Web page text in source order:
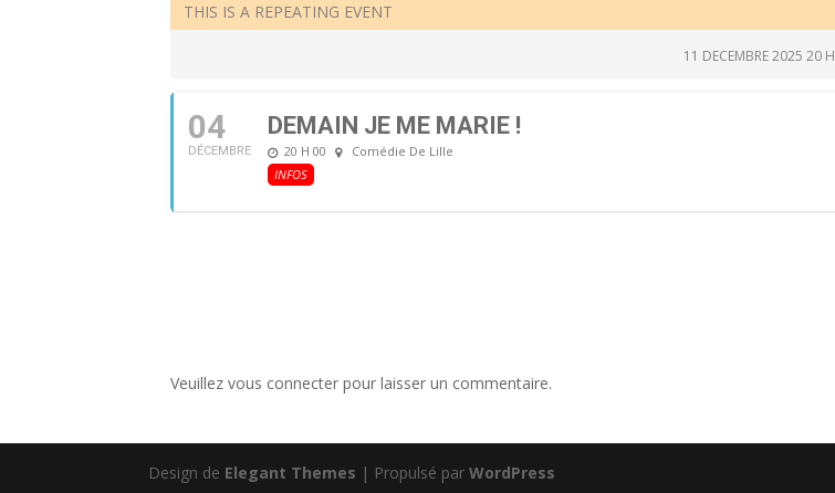
THIS IS A REPEATING EVENT
11 DECEMBRE 2025 20
04
DÉCEMBRE
DEMAIN JE ME MARIE !
20 H 00
Comédie De Lille
INFOS
Veuillez vous connecter pour laisser un commentaire.
Design de Elegant Themes | Propulsé parWordPress